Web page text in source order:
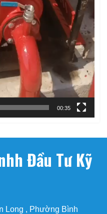
00:35
Đầu Tư Kỹ
Long , Phường Bình